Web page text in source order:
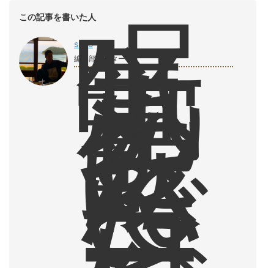
この記事を書いた人
shiro
編集部ライター
眠
気
覚
ま
し
に
飲
ん
で
い
た